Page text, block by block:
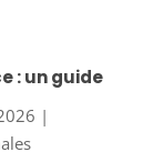
: un guide
|